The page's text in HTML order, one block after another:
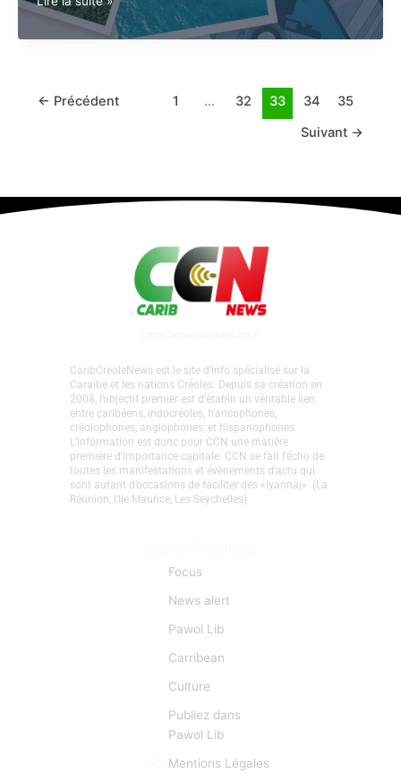
0
Concours
les
Lire la suite »
←Précédent 1 … 32 33 34
35
CaribCreoleNews est le site d’info spécialisé sur la
Caraïbe et les nations Créoles. Depuis sa création en
2008, l’objectif premier est d’établir un véritable lien
entre caribéens, indocréoles, francophones,
sont autant d’occasions de faciliter des «lyannaj». (La
Liens Rapides
Focus
News alert
Pawol Lib